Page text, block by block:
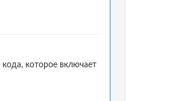
которое включает